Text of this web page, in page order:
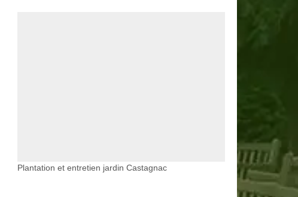
Plantation et entretien jardin Castagnac